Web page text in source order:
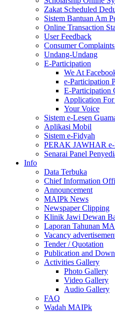
Zakat Scheduled
Sistem Bantuan Am
Online Transaction
User Feedback
Consumer
Undang-Undang
E-Participation
We At
e-Participation
E-Participation
Application
Your Voice
Sistem e-Lesen
Aplikasi Mobil
Sistem e-Fidyah
PERAK JAWHAR
Senarai Panel
Info
Data Terbuka
Chief Information
Announcement
MAIPk News
Newspaper Clipping
Klinik Jawi Dewan
Laporan Tahunan
Vacancy
Tender / Quotation
Publication and
Activities Gallery
Photo Gallery
Video Gallery
Audio Gallery
FAQ
Wadah MAIPk